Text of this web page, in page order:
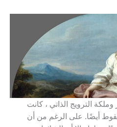
الترويج الذاتي ، كانت
أيضًا. على الرغم من أن